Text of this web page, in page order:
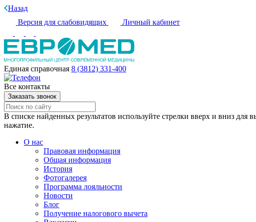
Назад
Версия для слабовидящих
Личный кабинет
Единая справочная 8 (3812) 331-400
Все контакты
Заказать звонок
В списке найденных результатов используйте стрелки вверх и вниз
нажатие.
О нас
Правовая информация
Общая информация
История
Фотогалерея
Программа лояльности
Новости
Блог
Получение налогового вычета